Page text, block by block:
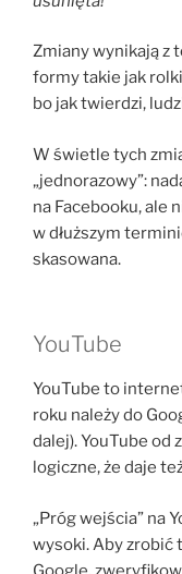
Zmiany wynikają z
formy takie jak
bo jak twierdzi,
W świetle tych
„jednorazowy”:
na Facebooku, ale
w dłuższym
skasowana.
YouTube
YouTube to
roku należy do
dalej). YouTube od
logiczne, że daje
„Próg wejścia” na
wysoki. Aby zrobić